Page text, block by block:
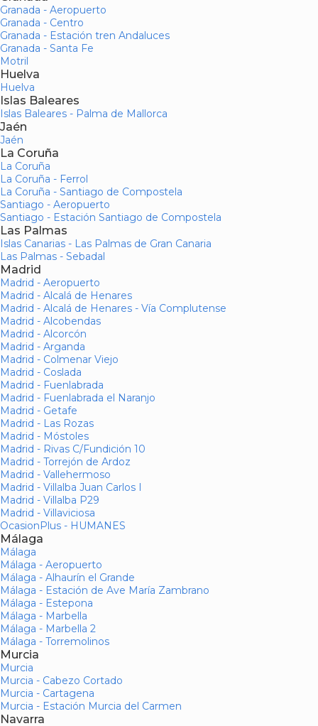
Granada - Aeropuerto
Granada - Centro
Granada - Estación tren Andaluces
Granada - Santa Fe
Motril
Huelva
Huelva
Islas Baleares
Islas Baleares - Palma de Mallorca
Jaén
Jaén
La Coruña
La Coruña
La Coruña - Ferrol
La Coruña - Santiago de Compostela
Santiago - Aeropuerto
Santiago - Estación Santiago de Compostela
Las Palmas
Islas Canarias - Las Palmas de Gran Canaria
Las Palmas - Sebadal
Madrid
Madrid - Aeropuerto
Madrid - Alcalá de Henares
Madrid - Alcalá de Henares - Vía Complutense
Madrid - Alcobendas
Madrid - Alcorcón
Madrid - Arganda
Madrid - Colmenar Viejo
Madrid - Coslada
Madrid - Fuenlabrada
Madrid - Fuenlabrada el Naranjo
Madrid - Getafe
Madrid - Las Rozas
Madrid - Móstoles
Madrid - Rivas C/Fundición 10
Madrid - Torrejón de Ardoz
Madrid - Vallehermoso
Madrid - Villalba Juan Carlos I
Madrid - Villalba P29
Madrid - Villaviciosa
OcasionPlus - HUMANES
Málaga
Málaga
Málaga - Aeropuerto
Málaga - Alhaurín el Grande
Málaga - Estación de Ave María Zambrano
Málaga - Estepona
Málaga - Marbella
Málaga - Marbella 2
Málaga - Torremolinos
Murcia
Murcia
Murcia - Cabezo Cortado
Murcia - Cartagena
Murcia - Estación Murcia del Carmen
Navarra